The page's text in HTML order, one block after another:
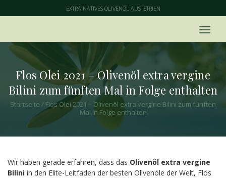
EXTRA NATIVES OLIVENÖL AUS ISTRIEN
Flos Olei 2021 – Olivenöl extra vergine
Bilini zum fünften Mal in Folge enthalten
Startseite / Flos Olei 2021 – Olivenöl extra vergine Bilini zum fünften
Mal in Folge enthalten
Wir haben gerade erfahren, dass das Olivenöl extra vergine
Bilini in den Elite-Leitfaden der besten Olivenöle der Welt, Flos